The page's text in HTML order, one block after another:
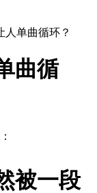
人单曲循环？
曲循
被一段